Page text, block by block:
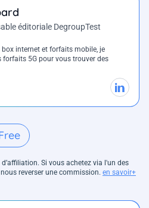
éditoriale DegroupTest
internet et forfaits mobile, je
forfaits 5G pour vous trouver des
Si vous achetez via l'un des
reverser une commission. en savoir+